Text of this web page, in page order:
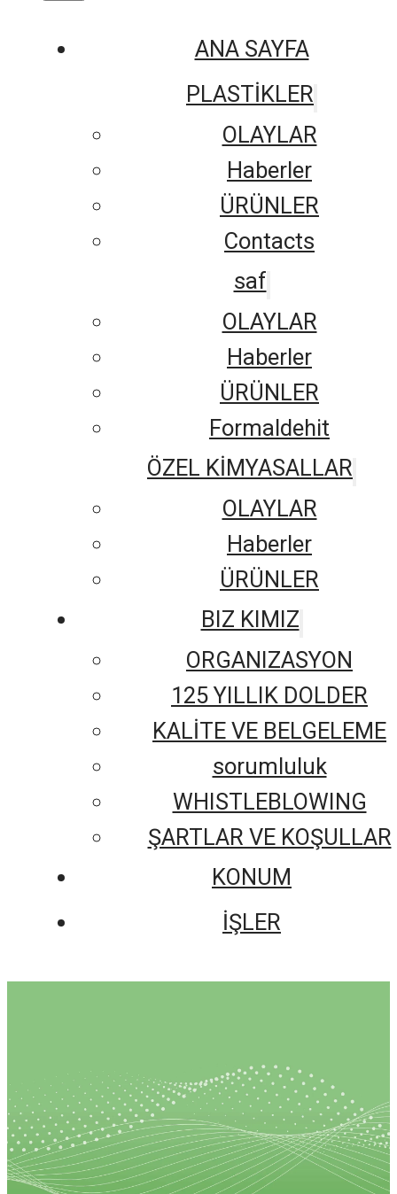
ANA SAYFA
PLASTİKLER
OLAYLAR
Haberler
ÜRÜNLER
Contacts
saf
OLAYLAR
Haberler
ÜRÜNLER
Formaldehit
ÖZEL KİMYASALLAR
OLAYLAR
Haberler
ÜRÜNLER
BIZ KIMIZ
ORGANIZASYON
125 YILLIK DOLDER
KALİTE VE BELGELEME
sorumluluk
WHISTLEBLOWING
ŞARTLAR VE KOŞULLAR
KONUM
İŞLER